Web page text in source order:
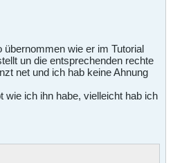
übernommen wie er im Tutorial
un die entsprechenden rechte
net und ich hab keine Ahnung
wie ich ihn habe, vielleicht hab ich